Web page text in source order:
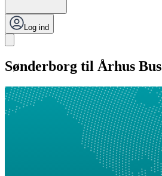
Log ind
Sønderborg til Århus Bus